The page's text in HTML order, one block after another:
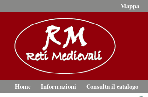
Mappa
Home Informazioni
Consulta il catalogo